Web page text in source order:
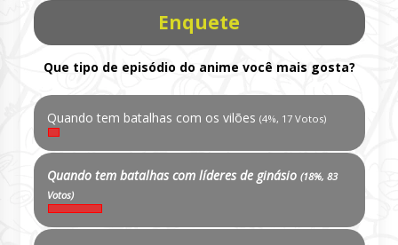
Enquete
Que tipo de episódio do anime você mais gosta?
Quando tem batalhas com os vilões (4%, 17 Votos)
Quando tem batalhas com líderes de ginásio (18%, 83
Votos)